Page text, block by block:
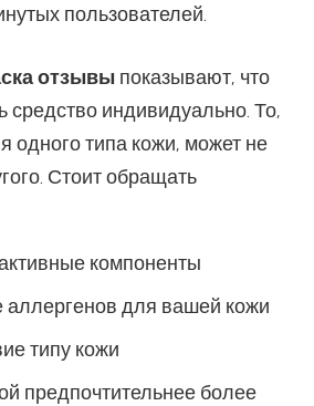
пользователей.
отзывы показывают, что
средство индивидуально. То,
одного типа кожи, может не
Стоит обращать
компоненты
аллергенов для вашей кожи
типу кожи
предпочтительнее более